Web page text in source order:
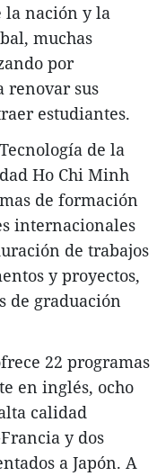
la nación y la
muchas
por
renovar sus
estudiantes.
de la
Ho Chi Minh
de formación
internacionales
de trabajos
y proyectos,
de graduación
22 programas
en inglés, ocho
calidad
y dos
a Japón. A